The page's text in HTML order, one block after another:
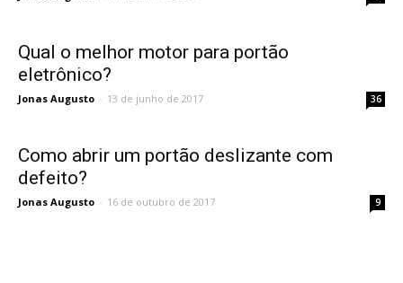
Qual o melhor motor para portão
eletrônico?
Jonas Augusto - 13 de junho de 2017 36
Como abrir um portão deslizante com
defeito?
Jonas Augusto - 16 de outubro de 2017 9